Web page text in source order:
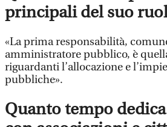
principali del suo
«La prima responsabilità,
amministratore pubblico, è
riguardanti l’allocazione e
pubbliche».
Quanto tempo